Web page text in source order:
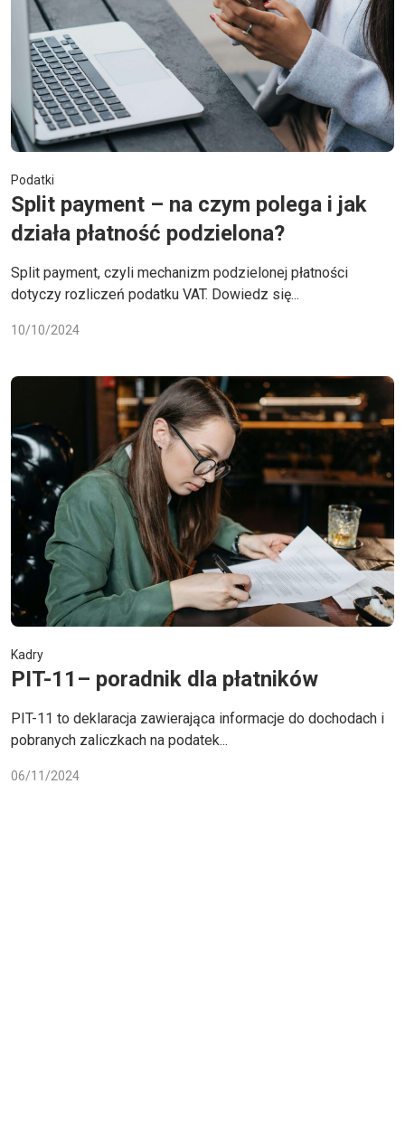
Podatki
Split payment – na czym polega i jak
działa płatność podzielona?
Split payment, czyli mechanizm podzielonej płatności
dotyczy rozliczeń podatku VAT. Dowiedz się...
10/10/2024
Kadry
PIT-11– poradnik dla płatników
PIT-11 to deklaracja zawierająca informacje do dochodach i
pobranych zaliczkach na podatek...
06/11/2024